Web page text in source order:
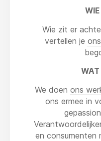
Wie zit er
vertellen je
WAT
We doen ons
ons ermee in
en consumenten